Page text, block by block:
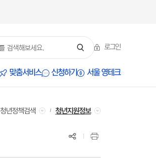
로그인
맞춤서비스 신청하기 서울 영테크
청년정책검색 청년지원정보